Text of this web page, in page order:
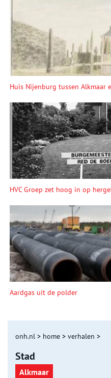
Huis Nijenburg tussen Alkmaar
HVC Groep zet hoog in op
Aardgas uit de polder
onh.nl > home > verhalen >
Stad
Alkmaar